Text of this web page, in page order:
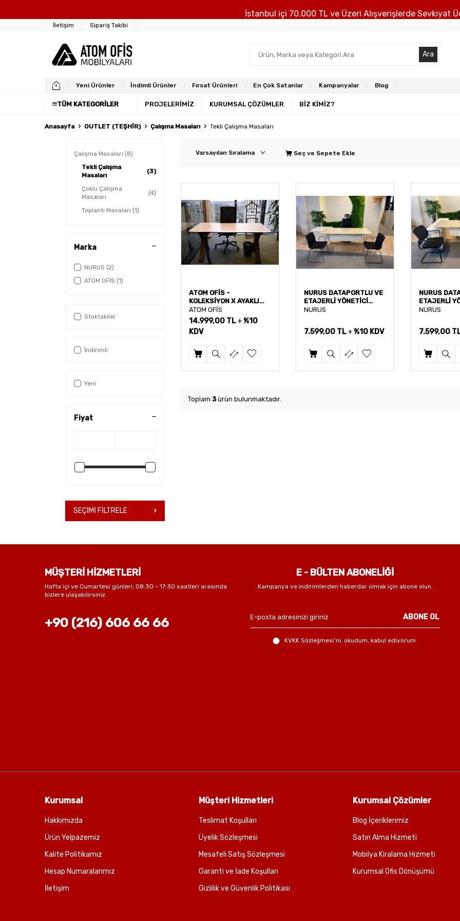
İstanbul içi 70.000 TL ve Üzeri Alışverişlerde Sevkiyat
İletişim Sipariş Takibi
Ara
Yeni Ürünler İndimli Ürünler Fırsat Ürünleri En Çok Satanlar Kampanyalar Blog
TÜM KATEGORILER PROJELERİMİZ KURUMSAL ÇÖZÜMLER BİZ KİMİZ?
Anasayfa OUTLET (TEŞHİR) Çalışma Masaları Tekli Çalışma Masaları
Çalışma Masaları (8)
Tekli Çalışma
Masaları
(3)
Çoklu Çalışma
Masaları
(4)
Toplantı Masaları (1)
Marka
NURUS (2)
ATOM OFİS (1)
Stoktakiler
İndirimli
Yeni
Fiyat
SEÇIMI FILTRELE
Seç ve Sepete Ekle
ATOM OFİS -
KOLEKSİYON X AYAKLI
ÇALIŞMA MASASI (1 YIL
GARANTİ)
ATOM OFİS
14.999,00 TL
%10
KDV
NURUS DATAPORTLU VE
ETAJERLİ YÖNETİCİ
MASASI (1 YIL GARANTİ)
NURUS
7.599,00 TL %10 KDV
NURUS
ETAJERLİ
MASASI (1
NURUS
7.599,00
Toplam 3ürün bulunmaktadır.
MÜŞTERİ HİZMETLERİ
Hafta içi ve Cumartesi günleri; 08:30 - 17:30 saatleri arasında
bizlere ulaşabilirsiniz.
+90 (216) 606 66 66
E - BÜLTEN ABONELİĞİ
Kampanya ve indirimlerden haberdar olmak için abone olun.
ABONE OL
KVKK Sözleşmesi'ni, okudum, kabul ediyorum.
Kurumsal
Hakkımızda
Ürün Yelpazemiz
Kalite Politikamız
Hesap Numaralarımız
İletişim
Müşteri Hizmetleri
Teslimat Koşulları
Üyelik Sözleşmesi
Mesafeli Satış Sözleşmesi
Garanti ve İade Koşulları
Gizlilik ve Güvenlik Politikası
Kurumsal Çözümler
Blog İçeriklerimiz
Satın Alma Hizmeti
Mobilya Kiralama Hizmeti
Kurumsal Ofis Dönüşümü